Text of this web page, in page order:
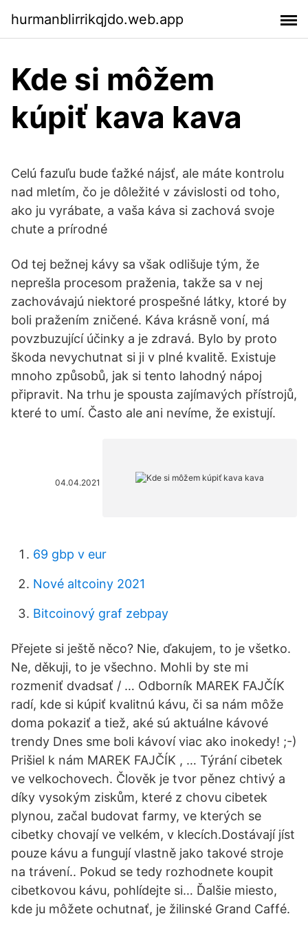
hurmanblirrikqjdo.web.app
Kde si môžem
kúpiť kava kava
Celú fazuľu bude ťažké nájsť, ale máte kontrolu
nad mletím, čo je dôležité v závislosti od toho,
ako ju vyrábate, a vaša káva si zachová svoje
chute a prírodné
Od tej bežnej kávy sa však odlišuje tým, že
neprešla procesom praženia, takže sa v nej
zachovávajú niektoré prospešné látky, ktoré by
boli pražením zničené. Káva krásně voní, má
povzbuzující účinky a je zdravá. Bylo by proto
škoda nevychutnat si ji v plné kvalitě. Existuje
mnoho způsobů, jak si tento lahodný nápoj
připravit. Na trhu je spousta zajímavých přístrojů,
které to umí. Často ale ani nevíme, že existují.
04.04.2021
69 gbp v eur
Nové altcoiny 2021
Bitcoinový graf zebpay
Přejete si ještě něco? Nie, ďakujem, to je všetko.
Ne, děkuji, to je všechno. Mohli by ste mi
rozmeniť dvadsať / … Odborník MAREK FAJČÍK
radí, kde si kúpiť kvalitnú kávu, či sa nám môže
doma pokaziť a tiež, aké sú aktuálne kávové
trendy Dnes sme boli kávoví viac ako inokedy! ;-)
Prišiel k nám MAREK FAJČÍK , … Týrání cibetek
ve velkochovech. Člověk je tvor pěnez chtivý a
díky vysokým ziskům, které z chovu cibetek
plynou, začal budovat farmy, ve kterých se
cibetky chovají ve velkém, v klecích.Dostávají jíst
pouze kávu a fungují vlastně jako takové stroje
na trávení.. Pokud se tedy rozhodnete koupit
cibetkovou kávu, pohlídejte si… Ďalšie miesto,
kde ju môžete ochutnať, je žilinské Grand Caffé.